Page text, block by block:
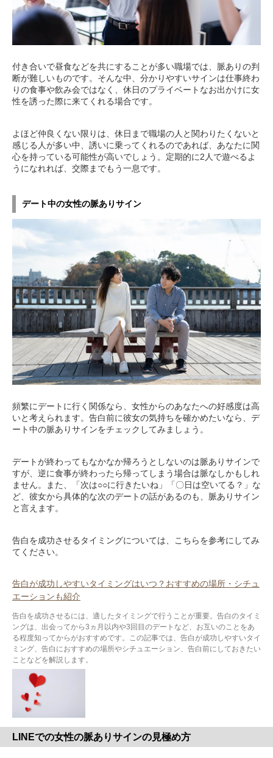
付き合いで昼食などを共にすることが多い職場では、脈ありの判
断が難しいものです。そんな中、分かりやすいサインは仕事終わ
りの食事や飲み会ではなく、休日のプライベートなお出かけに女
性を誘った際に来てくれる場合です。
よほど仲良くない限りは、休日まで職場の人と関わりたくないと
感じる人が多い中、誘いに乗ってくれるのであれば、あなたに関
心を持っている可能性が高いでしょう。定期的に2人で遊べるよ
うになれれば、交際までもう一息です。
デート中の女性の脈ありサイン
頻繁にデートに行く関係なら、女性からのあなたへの好感度は高
いと考えられます。告白前に彼女の気持ちを確かめたいなら、デ
ート中の脈ありサインをチェックしてみましょう。
デートが終わってもなかなか帰ろうとしないのは脈ありサインで
すが、逆に食事が終わったら帰ってしまう場合は脈なしかもしれ
ません。また、「次は○○に行きたいね」「〇日は空いてる？」な
ど、彼女から具体的な次のデートの話があるのも、脈ありサイン
と言えます。
告白を成功させるタイミングについては、こちらを参考にしてみ
てください。
告白が成功しやすいタイミングはいつ？おすすめの場所・シチュ
エーションも紹介
告白を成功させるには、適したタイミングで行うことが重要。告白のタイミ
ングは、出会ってから3ヵ月以内や3回目のデートなど、お互いのことをあ
る程度知ってからがおすすめです。この記事では、告白が成功しやすいタイ
ミング、告白におすすめの場所やシチュエーション、告白前にしておきたい
ことなどを解説します。
LINEでの女性の脈ありサインの見極め方